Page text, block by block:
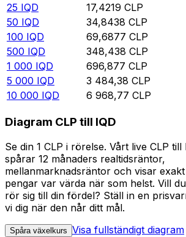
25 IQD 17,4219 CLP
50 IQD 34,8438 CLP
100 IQD 69,6877 CLP
500 IQD 348,438 CLP
1 000 IQD 696,877 CLP
5 000 IQD 3 484,38 CLP
10 000 IQD 6 968,77 CLP
Diagram CLP till IQD
Se din 1 CLP i rörelse. Vårt live CLP till
spårar 12 månaders realtidsräntor,
mellanmarknadsräntor och visar
pengar var värda när som helst. Vill
rör sig till din fördel? Ställ in en
vi dig när den når ditt mål.
Spåra växelkurs Visa fullständigt diagram